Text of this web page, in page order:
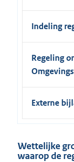
Indeling
Regeling
Externe
Wettelijke
waarop de